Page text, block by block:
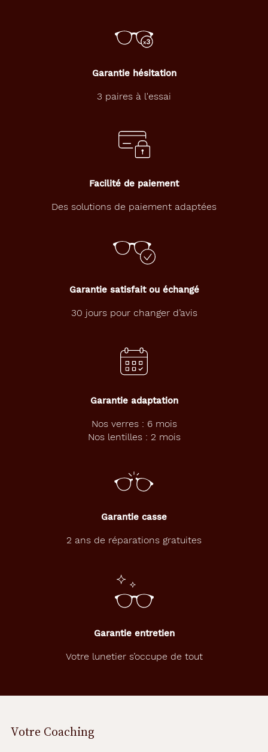
Garantie hésitation
3 paires à l'essai
Facilité de paiement
Des solutions de paiement adaptées
Garantie satisfait ou échangé
30 jours pour changer d’avis
Garantie adaptation
Nos verres : 6 mois
Nos lentilles : 2 mois
Garantie casse
2 ans de réparations gratuites
Garantie entretien
Votre lunetier s’occupe de tout
Votre Coaching